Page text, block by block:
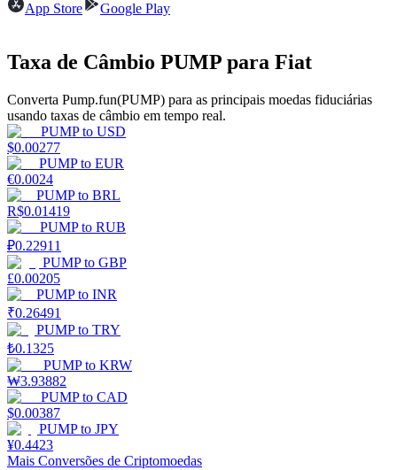
Estacamento
Altos retornos e acesso instantâneo
Launchpool
Staking flexível para ganhar tokens populares.
App Store
Google Play
Taxa de Câmbio PUMP para Fiat
Converta Pump.fun(PUMP) para as principais moedas fiduciárias
usando taxas de câmbio em tempo real.
PUMPto USD
$0.00277
PUMPto EUR
€0.0024
PUMPto BRL
R$0.01419
PUMPto RUB
₽0.22911
PUMPto GBP
£0.00205
PUMPto INR
₹0.26491
PUMPto TRY
₺0.1325
PUMPto KRW
₩3.93882
PUMPto CAD
$0.00387
PUMPto JPY
¥0.4423
Mais Conversões de Criptomoedas